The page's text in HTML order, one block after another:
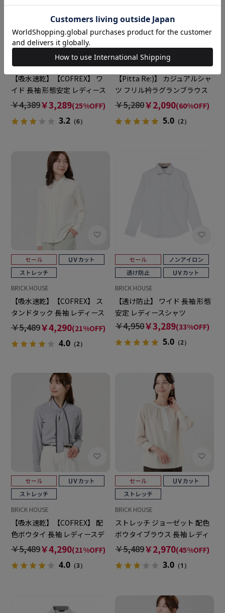
BRICK HOUSE
【吸水速乾】【COFREX】 ワ
イド 長袖 形態安定 レディース
シャツ
￥4,389￥3,289(25%OFF)
3.2（6）
Pitta Re:)
【Pitta Re:)】 カジュアルシャ
ツ フリル衿ラグランブラウス
長袖 ラベンダー レディース
￥5,280￥2,090(60%OFF)
5.0 （2）
BRICK HOUSE
【吸水速乾】【COFREX】 ス
タンドタック 長袖 レディース
デザインシャツ
￥5,489￥4,290(21%OFF)
4.0（2）
BRICK HOUSE
【透け防止】 ワイド 長袖 形態
安定 レディースシャツ
￥4,950￥3,289(33%OFF)
5.0 （2）
BRICK HOUSE
【吸水速乾】【COFREX】 配
色ボウタイ 長袖 レディースデ
ザインシャツ
￥5,489￥4,290(21%OFF)
4.0（3）
BRICK HOUSE
ストレッチ ジョーゼット 配色
ボウタイブラウス 長袖 レディ
ース
￥5,489￥2,970(45%OFF)
3.0 （1）